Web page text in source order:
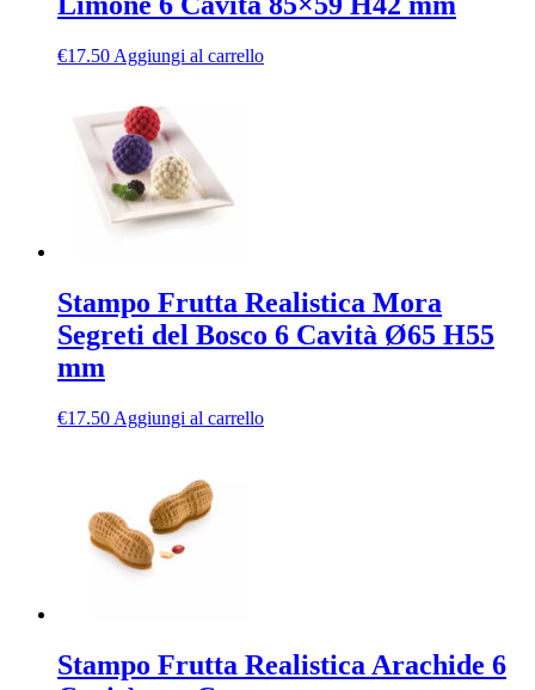
€17.50 Aggiungi al carrello
Stampo Frutta Realistica Mora
Segreti del Bosco 6 Cavità Ø65 H55
mm
€17.50 Aggiungi al carrello
Stampo Frutta Realistica Arachide 6